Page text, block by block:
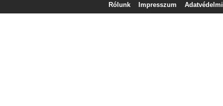
Rólunk Impresszum